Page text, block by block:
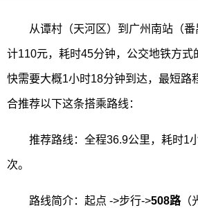
从谭村（天河区）到广州南站（
计110元，耗时45分钟，公交地铁方式
快需要大概1小时18分钟到达，最短路
合推荐以下这条搭乘路线：
推荐路线：全程36.9公里，耗时1
次。
路线简介：起点 ->步行->508路（